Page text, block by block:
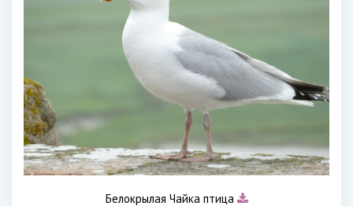
Белокрылая Чайка птица